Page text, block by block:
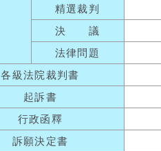
精選裁判
決 議
法律問題
各級法院裁判書
起訴書
行政函釋
訴願決定書